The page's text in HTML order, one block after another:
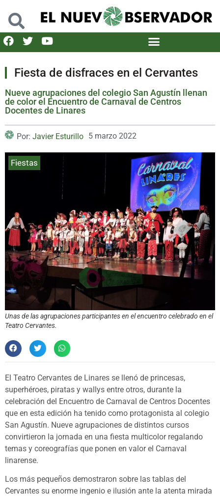
Fiesta de disfraces en el Cervantes
Nueve agrupaciones del colegio San Agustín llenan
de color el Encuentro de Carnaval de Centros
Docentes de Linares
Por: Javier Esturillo 5 marzo 2022
Fiestas
Unas de las agrupaciones participantes en el encuentro celebrado en el
Teatro Cervantes.
El Teatro Cervantes de Linares se llenó de princesas,
superhéroes, piratas y wallys entre otros, durante la
celebración del Encuentro de Carnaval de Centros Docentes
que en esta edición ha tenido como protagonista al colegio
San Agustín. Nueve agrupaciones de distintos cursos
convirtieron la jornada en una fiesta multicolor regalando
temas y coreografías que ponen en valor el Carnaval
linarense.
Los más pequeños demostraron sobre las tablas del
Cervantes su enorme ingenio e ilusión ante la atenta mirada